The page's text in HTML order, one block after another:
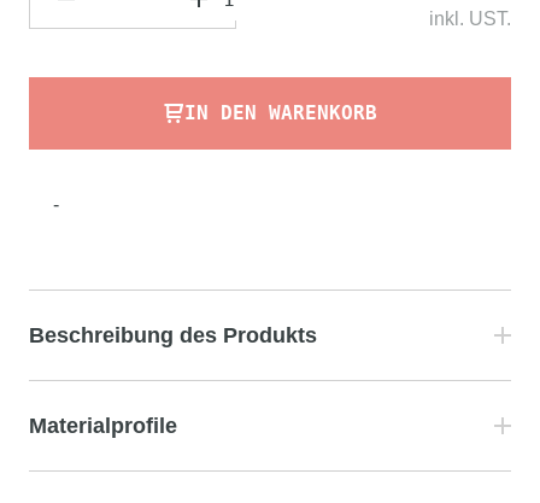
inkl. UST.
IN DEN WARENKORB
-
Beschreibung des Produkts
Materialprofile